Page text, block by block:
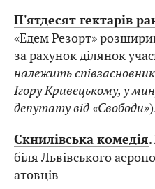
П'ятдесят гектарів
«Едем Резорт»
за рахунок ділянок
належить
Ігору Кривецькому, у
депутату від «Свободи»
Скнилівська комедія
біля Львівського
атовців